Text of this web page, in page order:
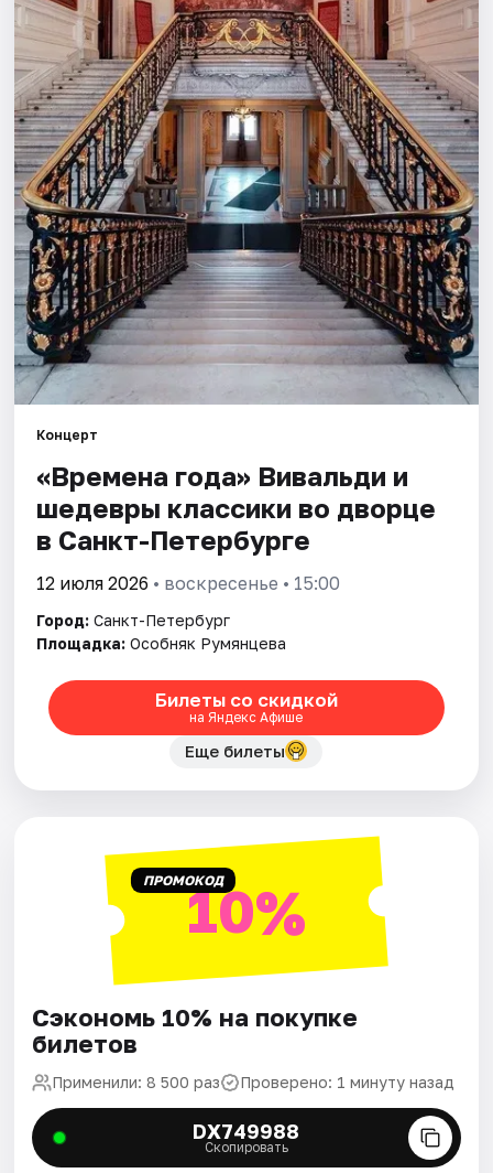
Города
Площадки
Артисты
Рейтинги
Концерт
«Времена года» Вивальди и
шедевры классики во дворце
в Санкт-Петербурге
12 июля 2026 • воскресенье • 15:00
Город: Санкт-Петербург
Площадка: Особняк Румянцева
Билеты со скидкой
на Яндекс Афише
Еще билеты
ПРОМОКОД10%
Сэкономь 10% на покупке
билетов
Применили: 8 500 раз Проверено: 1 минуту назад
DX749988
Скопировать